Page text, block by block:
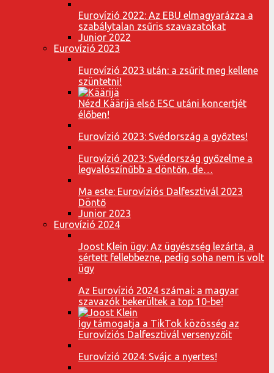
Eurovízió 2022: Az EBU elmagyarázza a
szabálytalan zsűris szavazatokat
Junior 2022
Eurovízió 2023
Eurovízió 2023 után: a zsűrit meg kellene
szüntetni!
Nézd Käärijä első ESC utáni koncertjét
élőben!
Eurovízió 2023: Svédország a győztes!
Eurovízió 2023: Svédország győzelme a
legvalószínűbb a döntőn, de…
Ma este: Eurovíziós Dalfesztivál 2023
Döntő
Junior 2023
Eurovízió 2024
Joost Klein ügy: Az ügyészség lezárta, a
sértett fellebbezne, pedig soha nem is volt
ügy
Az Eurovízió 2024 számai: a magyar
szavazók bekerültek a top 10-be!
Így támogatja a TikTok közösség az
Eurovíziós Dalfesztivál versenyzőit
Eurovízió 2024: Svájc a nyertes!